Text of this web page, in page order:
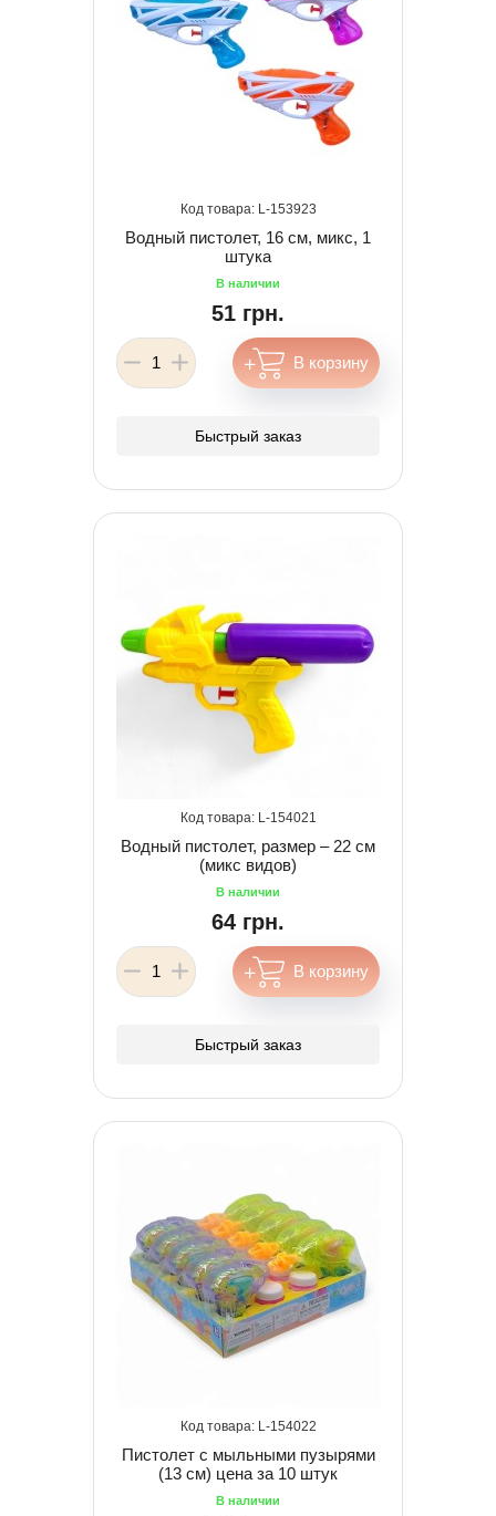
153923
Водный пистолет, 16 см, микс, 1
штука
51 грн.
Быстрый заказ
154021
Водный пистолет, размер – 22 см
(микс видов)
64 грн.
Быстрый заказ
154022
Пистолет с мыльными пузырями
(13 см) цена за 10 штук